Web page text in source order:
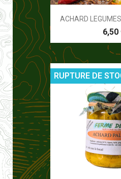
ACHARD
6,50
RUPTURE DE